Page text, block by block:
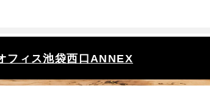
フィス池袋西口ANNEX